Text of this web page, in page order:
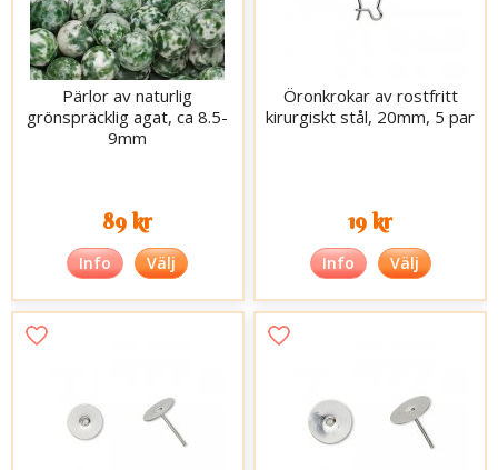
Pärlor av naturlig
grönspräcklig agat, ca 8.5-
9mm
89 kr
Info Välj
Öronkrokar av rostfritt
kirurgiskt stål, 20mm, 5 par
19 kr
Info Välj